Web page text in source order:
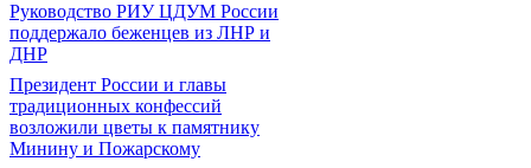
Руководство РИУ ЦДУМ России
поддержало беженцев из ЛНР и
ДНР
Президент России и главы
традиционных конфессий
возложили цветы к памятнику
Минину и Пожарскому